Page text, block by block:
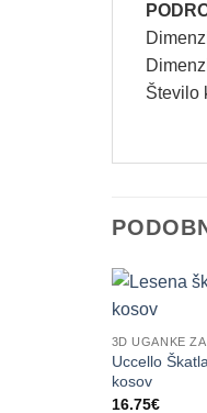
Število
3D UGANKE
Uccello
kosov
16.75€